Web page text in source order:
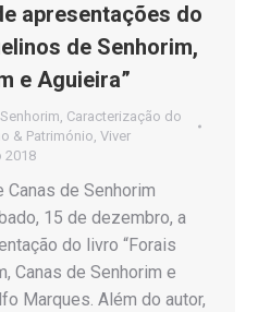
apresentações do
de Senhorim,
e Aguieira”
, Caracterização do
& Património, Viver
2018
de Senhorim
15 de dezembro, a
do livro “Forais
Canas de Senhorim e
Marques. Além do autor,